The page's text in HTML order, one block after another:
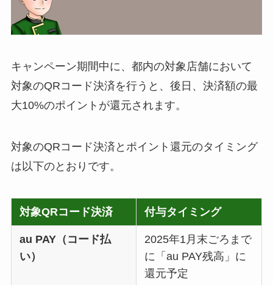
キャンペーン期間中に、都内の対象店舗において
対象のQRコード決済を行うと、後日、決済額の最
大10%のポイントが還元されます。
対象のQRコード決済とポイント還元のタイミング
は以下のとおりです。
対象QRコード決済 付与タイミング
au PAY（コード払
い）
2025年1月末ごろまで
に「au PAY残高」に
還元予定